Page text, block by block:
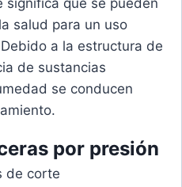
salud para un uso
a la estructura de
de sustancias
se conducen
por presión
de corte